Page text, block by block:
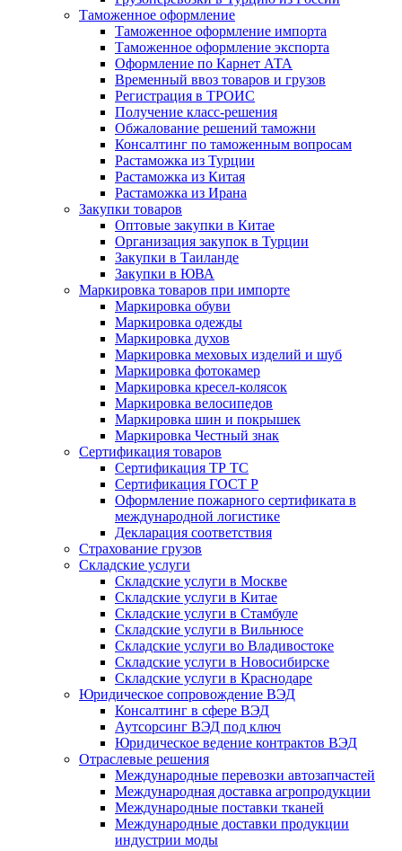
Таможенное оформление
Таможенное оформление импорта
Таможенное оформление экспорта
Оформление по Карнет АТА
Временный ввоз товаров и грузов
Регистрация в ТРОИС
Получение класс-решения
Обжалование решений таможни
Консалтинг по таможенным вопросам
Растаможка из Турции
Растаможка из Китая
Растаможка из Ирана
Закупки товаров
Оптовые закупки в Китае
Организация закупок в Турции
Закупки в Таиланде
Закупки в ЮВА
Маркировка товаров при импорте
Маркировка обуви
Маркировка одежды
Маркировка духов
Маркировка меховых изделий и шуб
Маркировка фотокамер
Маркировка кресел-колясок
Маркировка велосипедов
Маркировка шин и покрышек
Маркировка Честный знак
Сертификация товаров
Сертификация ТР ТС
Сертификация ГОСТ Р
Оформление пожарного сертификата в
международной логистике
Декларация соответствия
Страхование грузов
Складские услуги
Складские услуги в Москве
Складские услуги в Китае
Складские услуги в Стамбуле
Складские услуги в Вильнюсе
Складские услуги во Владивостоке
Складские услуги в Новосибирске
Складские услуги в Краснодаре
Юридическое сопровождение ВЭД
Консалтинг в сфере ВЭД
Аутсорсинг ВЭД под ключ
Юридическое ведение контрактов ВЭД
Отраслевые решения
Международные перевозки автозапчастей
Международная доставка агропродукции
Международные поставки тканей
Международные доставки продукции
индустрии моды